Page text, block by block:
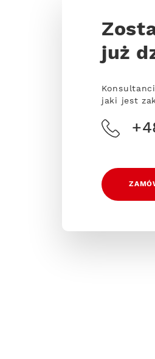
już
jaki jest